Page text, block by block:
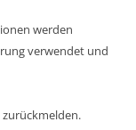
werden
verwendet und